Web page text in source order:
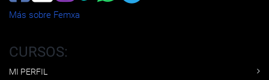
Más sobre Femxa
CURSOS:
MI PERFIL